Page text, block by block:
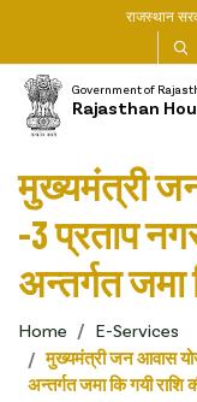
राजस्थान
Government of
Rajasthan
मुख्यमंत्री
-3 प्रताप
अन्तर्गत जमा
Home
E-Services
मुख्यमंत्री जन आवास
अन्तर्गत जमा कि गयी राशि